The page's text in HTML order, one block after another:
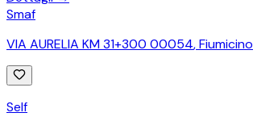
Smaf
VIA AURELIA KM 31+300 00054,Fiumicino
Self